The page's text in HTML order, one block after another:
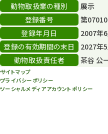
秋まつり
動物取扱業の種別
展示
登録番号
第
登録年月日
2007年
登録の有効期間の末日
2027年
動物取扱責任者
茶谷 公
サイトマップ
プライバシーポリシー
ソーシャルメディアアカウントポリシー